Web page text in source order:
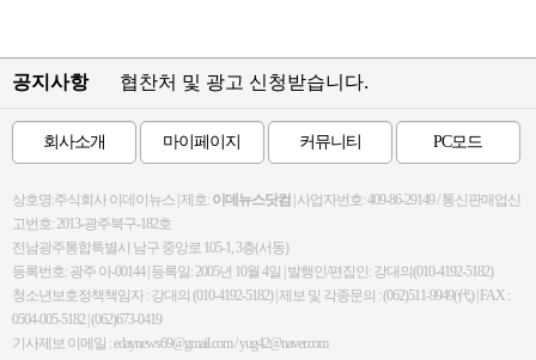
공지사항 협찬처 및 광고 신청받습니다.
회사소개 마이페이지 커뮤니티 PC모드
상호명:주식회사 이데이뉴스 | 제호: 이데뉴스닷컴 | 사업자번호: 409-86-29149 / 통신판매업신
고번호: 2013-광주북구-182호
전남광주통합특별시 남구 중앙로 105-1, 3층(서동)
등록번호: 광주 아-00144 | 등록일: 2005년 10월 4일 | 발행인/편집인: 강대의(010-4192-5182)
청소년보호정책책임자 : 강대의 (010-4192-5182) | 제보 및 각종문의 : (062)511-9949(代) | FAX :
0504-005-5182 | (062)673-0419
기사제보 이메일 : edaynews69@gmail.com / yug42@naver.com